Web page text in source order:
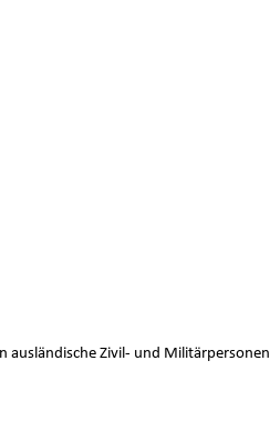
ausländische Zivil- und Militärpersonen